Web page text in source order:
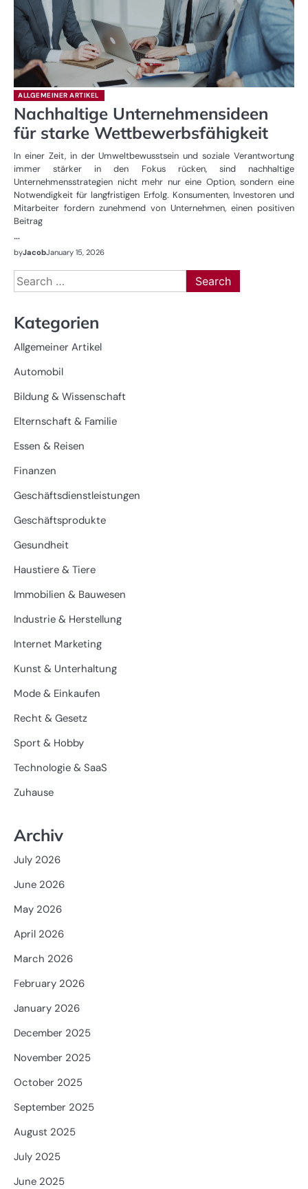
ALLGEMEINER ARTIKEL
Nachhaltige Unternehmensideen
für starke Wettbewerbsfähigkeit
In einer Zeit, in der Umweltbewusstsein und soziale Verantwortung
immer stärker in den Fokus rücken, sind nachhaltige
Unternehmensstrategien nicht mehr nur eine Option, sondern eine
Notwendigkeit für langfristigen Erfolg. Konsumenten, Investoren und
Mitarbeiter fordern zunehmend von Unternehmen, einen positiven
Beitrag
…
byJacobJanuary 15, 2026
Search
for:
Kategorien
Allgemeiner Artikel
Automobil
Bildung & Wissenschaft
Elternschaft & Familie
Essen & Reisen
Finanzen
Geschäftsdienstleistungen
Geschäftsprodukte
Gesundheit
Haustiere & Tiere
Immobilien & Bauwesen
Industrie & Herstellung
Internet Marketing
Kunst & Unterhaltung
Mode & Einkaufen
Recht & Gesetz
Sport & Hobby
Technologie & SaaS
Zuhause
Archiv
July 2026
June 2026
May 2026
April 2026
March 2026
February 2026
January 2026
December 2025
November 2025
October 2025
September 2025
August 2025
July 2025
June 2025